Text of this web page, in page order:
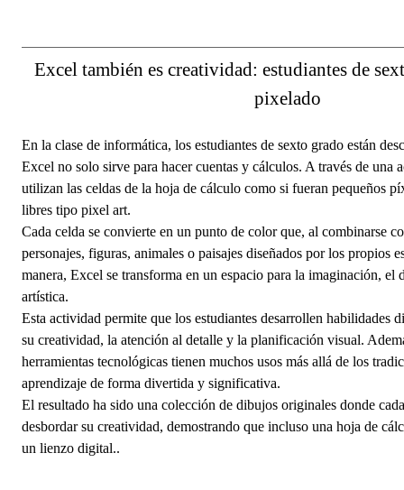
Excel también es creatividad: estudiantes de
pixelado
En la clase de informática, los estudiantes de sexto grado están
Excel no solo sirve para hacer cuentas y cálculos. A través de una
utilizan las celdas de la hoja de cálculo como si fueran pequeños
libres tipo pixel art.
Cada celda se convierte en un punto de color que, al combinarse
personajes, figuras, animales o paisajes diseñados por los propios
manera, Excel se transforma en un espacio para la imaginación, el
artística.
Esta actividad permite que los estudiantes desarrollen habilidades
su creatividad, la atención al detalle y la planificación visual.
herramientas tecnológicas tienen muchos usos más allá de los
aprendizaje de forma divertida y significativa.
El resultado ha sido una colección de dibujos originales donde
desbordar su creatividad, demostrando que incluso una hoja de
un lienzo digital..